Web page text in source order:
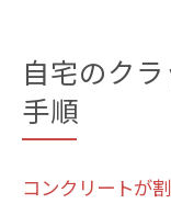
自宅のク
手順
コンクリートが